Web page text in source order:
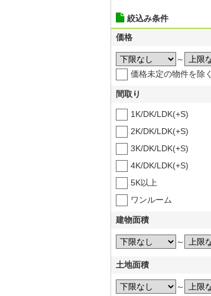
絞込み条件
価格
～
価格未定の物件を除く
間取り
1K/DK/LDK(+S)
2K/DK/LDK(+S)
3K/DK/LDK(+S)
4K/DK/LDK(+S)
5K以上
ワンルーム
建物面積
～
土地面積
～